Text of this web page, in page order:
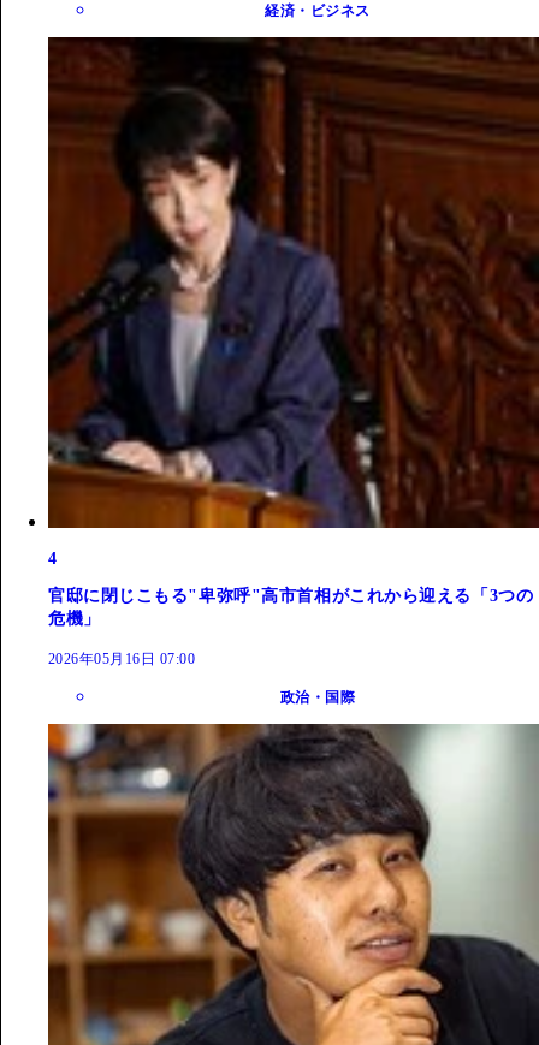
経済・ビジネス
4
官邸に閉じこもる"卑弥呼"高市首相がこれから迎える「3つの
危機」
2026年05月16日 07:00
政治・国際